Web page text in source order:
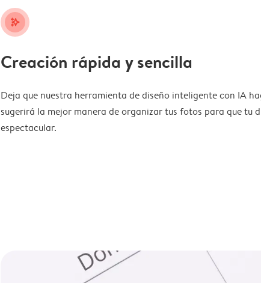
stars_plus
Creación rápida y sencilla
Deja que nuestra herramienta de diseño inteligente con IA
sugerirá la mejor manera de organizar tus fotos para que tu
espectacular.